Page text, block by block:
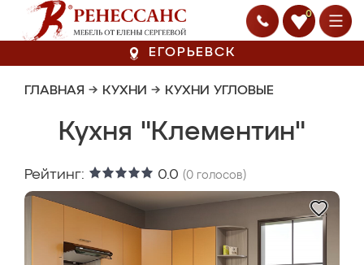
0
ЕГОРЬЕВСК
ГЛАВНАЯ → КУХНИ → КУХНИ УГЛОВЫЕ
Кухня "Клементин"
Рейтинг: 0.0 (0 голосов)